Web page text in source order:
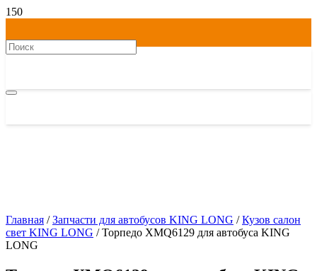
Главная /Запчасти для автобусов KING LONG /Кузов салон
свет KING LONG / Торпедо XMQ6129 для автобуса KING
LONG